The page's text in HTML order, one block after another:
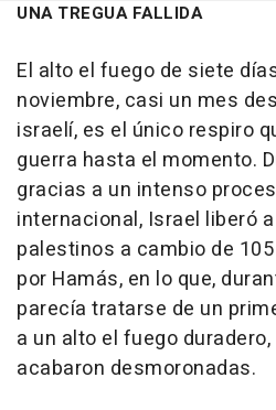
UNA TREGUA FALLIDA
El alto el fuego de siete
noviembre, casi un mes
israelí, es el único respiro
guerra hasta el momento.
gracias a un intenso
internacional, Israel liberó
palestinos a cambio de
por Hamás, en lo que,
parecía tratarse de un
a un alto el fuego
acabaron desmoronadas.